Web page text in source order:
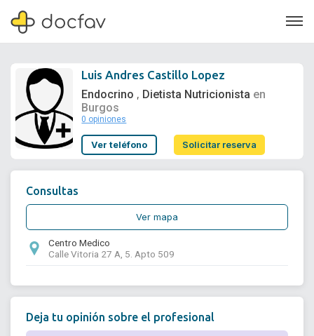
Quiénes somos
Luis Andres Castillo Lopez
Endocrino , Dietista Nutricionista en
Burgos
0 opiniones
Ver teléfono Solicitar reserva
Consultas
Ver mapa
Centro Medico
Calle Vitoria 27 A, 5. Apto 509
Deja tu opinión sobre el profesional